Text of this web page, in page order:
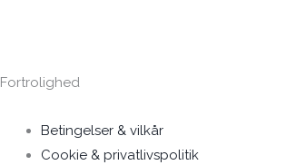
Fortrolighed
Betingelser & vilkår
Cookie & privatlivspolitik